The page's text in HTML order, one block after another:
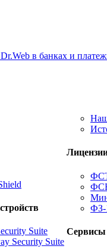
в банках и
Suite
Security Suite
ФЗ-
Сервисы